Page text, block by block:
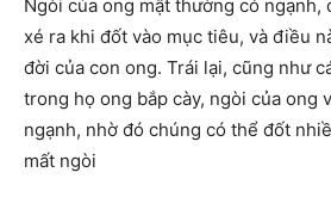
Ngòi của ong mật thường có ngạnh,
xé ra khi đốt vào mục tiêu, và điều
đời của con ong. Trái lại, cũng như
trong họ ong bắp cày, ngòi của ong
ngạnh, nhờ đó chúng có thể đốt
mất ngòi